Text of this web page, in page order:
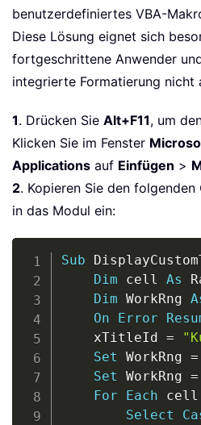
benutzerdefiniertes VBA-
Diese Lösung eignet sich
fortgeschrittene Anwender
integrierte Formatierung nicht
1. Drücken Sie Alt+F11, um
Klicken Sie im Fenster
Applications auf Einfügen >
2. Kopieren Sie den
in das Modul ein:
Sub
Dim cell As
Dim WorkRng
On
Error
    xTitleId
=
Set WorkRng =
Set WorkRng =
For
Each cell
Select